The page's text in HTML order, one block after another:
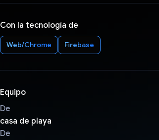
Con la tecnología de
Web/Chrome Firebase
Equipo
De
casa de playa
De